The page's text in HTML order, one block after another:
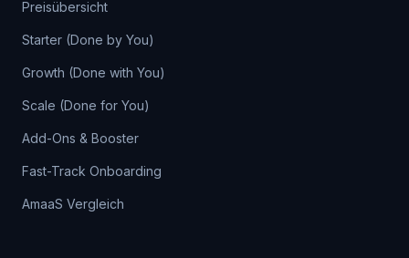
Preisübersicht
Starter (Done by You)
Growth (Done with You)
Scale (Done for You)
Add-Ons & Booster
Fast-Track Onboarding
AmaaS Vergleich